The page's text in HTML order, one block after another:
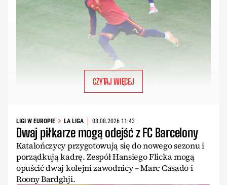
CZYTAJ WIĘCEJ
LIGI W EUROPIE LA LIGA 08.08.2026 11:43
Dwaj piłkarze mogą odejść z FC Barcelony
Katalończycy przygotowują się do nowego sezonu i
porządkują kadrę. Zespół Hansiego Flicka mogą
opuścić dwaj kolejni zawodnicy – Marc Casado i
Roony Bardghji.